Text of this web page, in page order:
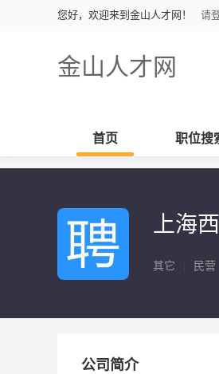
您好，欢迎来到金山人才网！ 请
金山人才网
首页 职位搜
上海
其它 民营
公司简介